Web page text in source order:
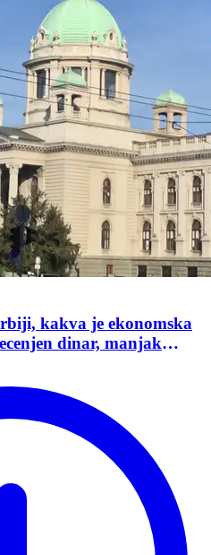
kakva je ekonomska
dinar, manjak